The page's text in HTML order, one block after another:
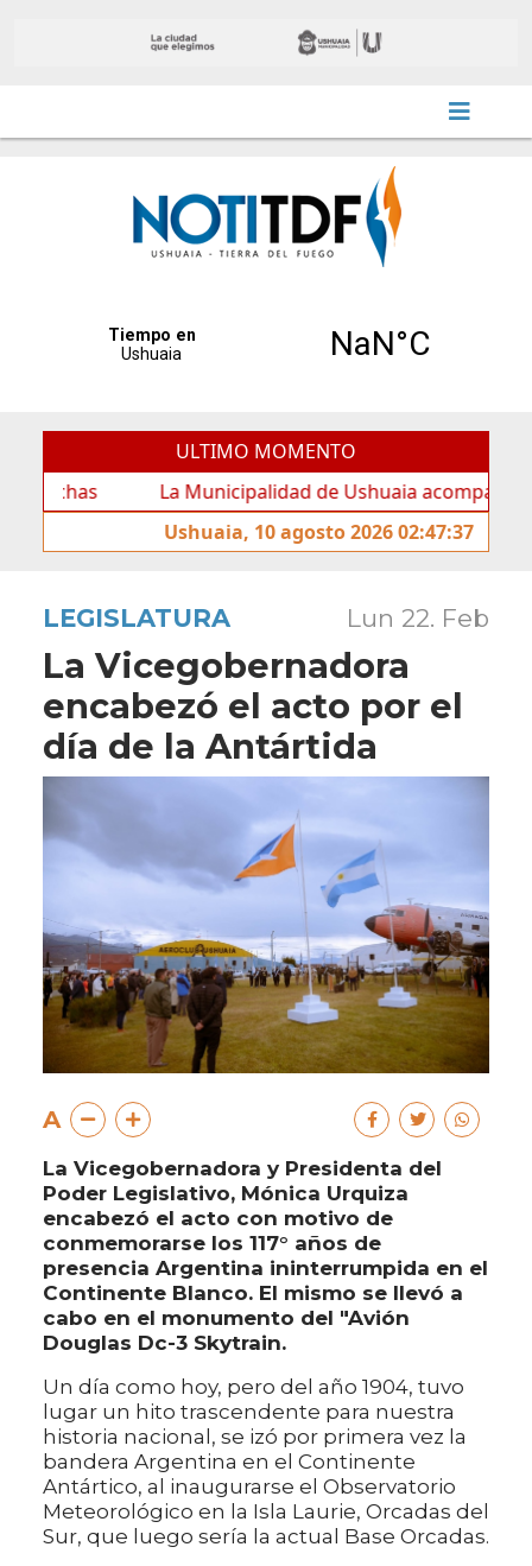
ULTIMO MOMENTO
La Municipalidad de Ushuaia acompañó los
Ushuaia, 10 agosto 2026 02:47:37
LEGISLATURA Lun 22. Feb
La Vicegobernadora
encabezó el acto por el
día de la Antártida
A
La Vicegobernadora y Presidenta del
Poder Legislativo, Mónica Urquiza
encabezó el acto con motivo de
conmemorarse los 117° años de
presencia Argentina ininterrumpida en el
Continente Blanco. El mismo se llevó a
cabo en el monumento del "Avión
Douglas Dc-3 Skytrain.
Un día como hoy, pero del año 1904, tuvo
lugar un hito trascendente para nuestra
historia nacional, se izó por primera vez la
bandera Argentina en el Continente
Antártico, al inaugurarse el Observatorio
Meteorológico en la Isla Laurie, Orcadas del
Sur, que luego sería la actual Base Orcadas.